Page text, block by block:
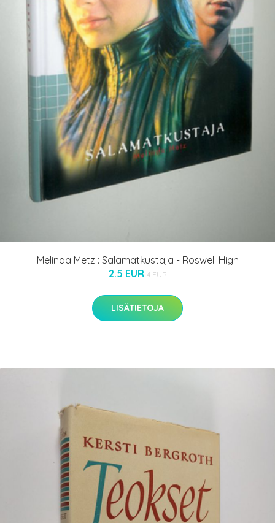
Melinda Metz : Salamatkustaja - Roswell High
2.5 EUR 4 EUR
LISÄTIETOJA